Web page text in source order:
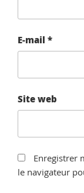
E-mail *
Site web
Enregistrer
le navigateur